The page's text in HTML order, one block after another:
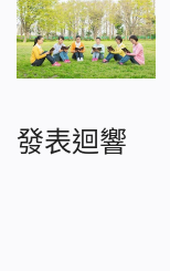
發表迴響